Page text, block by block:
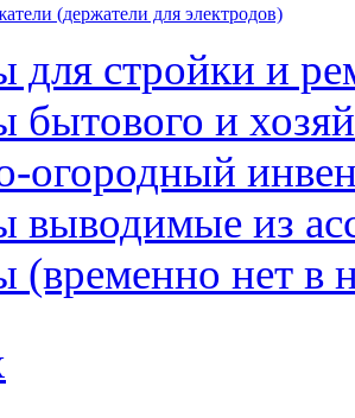
(держатели для электродов)
для стройки и
бытового и
огородный
выводимые из
(временно нет в